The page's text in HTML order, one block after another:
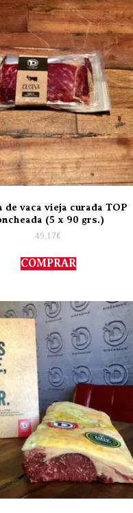
de vaca vieja curada TOP
(5 x 90 grs.)
49,17€
COMPRAR